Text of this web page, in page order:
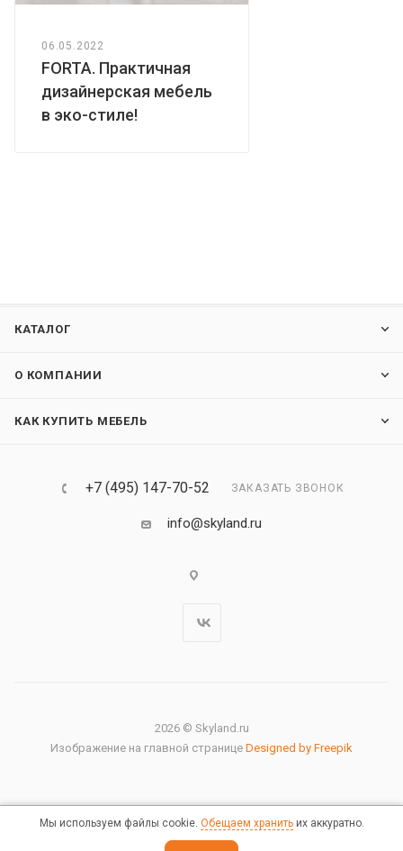
06.05.2022
FORTA. Практичная
дизайнерская мебель
в эко-стиле!
КАТАЛОГ
О КОМПАНИИ
КАК КУПИТЬ МЕБЕЛЬ
+7 (495) 147-70-52 ЗАКАЗАТЬ ЗВОНОК
info@skyland.ru
2026 © Skyland.ru
Изображение на главной странице Designed by Freepik
Правовая информация
Мы используем файлы cookie. Обещаем хранитьих аккуратно.